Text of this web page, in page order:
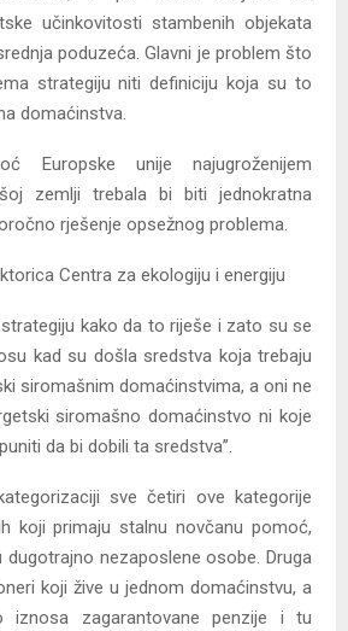
učinkovitosti stambenih objekata
poduzeća. Glavni je problem što
strategiju niti definiciju koja su to
domaćinstva.
Europske unije najugroženijem
zemlji trebala bi biti jednokratna
rješenje opsežnog problema.
Centra za ekologiju i energiju
kako da to riješe i zato su se
kad su došla sredstva koja trebaju
siromašnim domaćinstvima, a oni ne
siromašno domaćinstvo ni koje
da bi dobili ta sredstva”.
sve četiri ove kategorije
koji primaju stalnu novčanu pomoć,
nezaposlene osobe. Druga
koji žive u jednom domaćinstvu, a
iznosa zagarantovane penzije i tu